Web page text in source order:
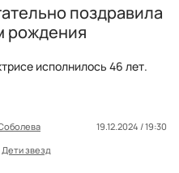
поздравила
рождения
исполнилось 46 лет.
19.12.2024 / 19:30
Дети звезд